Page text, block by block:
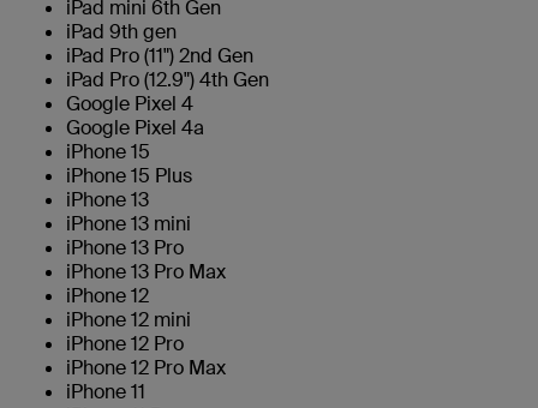
iPad mini 6th Gen
iPad 9th gen
iPad Pro (11") 2nd Gen
iPad Pro (12.9") 4th Gen
Google Pixel 4
Google Pixel 4a
iPhone 15
iPhone 15 Plus
iPhone 13
iPhone 13 mini
iPhone 13 Pro
iPhone 13 Pro Max
iPhone 12
iPhone 12 mini
iPhone 12 Pro
iPhone 12 Pro Max
iPhone 11